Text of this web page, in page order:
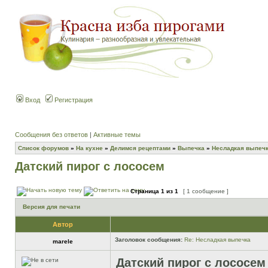
Вход Регистрация
Сообщения без ответов | Активные темы
Список форумов » На кухне » Делимся рецептами » Выпечка » Несладкая
Датский пирог с лососем
Страница 1 из 1 [ 1 сообщение ]
Версия для печати
Автор
marele Заголовок сообщения: Re: Несладкая выпечка
Датский пирог с лососем